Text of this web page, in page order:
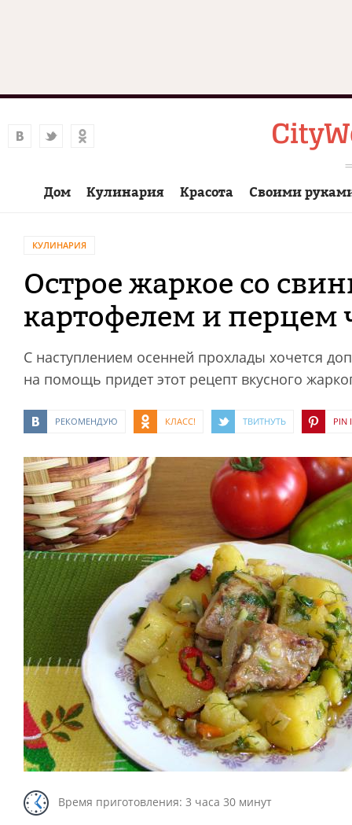
Дом Кулинария Красота Своими
КУЛИНАРИЯ
Острое жаркое со
картофелем и перцем
С наступлением осенней прохлады хочется
на помощь придет этот рецепт вкусного
РЕКОМЕНДУЮ КЛАСС! ТВИТНУТЬ PIN
Время приготовления: 3 часа 30 минут